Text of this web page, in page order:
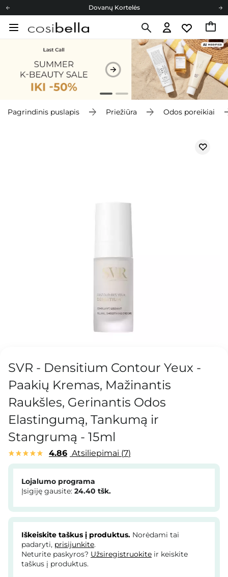
Dovanų Kortelės
Cosibella lojalumo programa
Dovanų Kortelės
Pagrindinis puslapis Priežiūra Odos poreikiai
SVR - Densitium Contour Yeux -
Paakių Kremas, Mažinantis
Raukšles, Gerinantis Odos
Elastingumą, Tankumą ir
Stangrumą - 15ml
4.86 Atsiliepimai 7
Lojalumo programa
Įsigiję gausite: 24.40 tšk.
Iškeiskite taškus į produktus. Norėdami tai
padaryti, prisijunkite.
Neturite paskyros? Užsiregistruokite ir keiskite
taškus į produktus.